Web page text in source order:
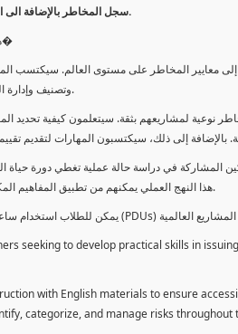
سجل المخاطر بالإضافة الى المقدرة التامية لإدارة مخاطر المشاريع.
هذا الكورس للمبتدئين الراغبين في تط�
إلى معايير المخاطر على مستوى العالم. سيكتسب
وتصنيف وإدارة المخاطر على مدار دورة حياة المشروع.
نوعية لمشاريعهم بثقة. سيتعلمون كيفية تحديد
في دراسة حالة عملية تغطي دورة حياة
هذا النهج العملي يمكنهم من تطبيق المفاهيم المكتسبة مباشرة على مشاريعهم الخاصة.
seeking to develop practical skills in
with English materials to ensure
categorize, and manage risks throughout